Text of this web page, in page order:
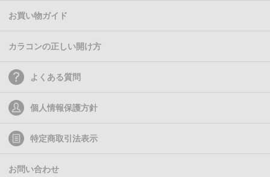
お買い物ガイド
カラコンの正しい開け方
よくある質問
個人情報保護方針
特定商取引法表示
お問い合わせ